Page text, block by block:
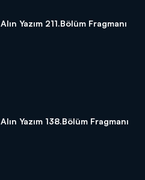
Alın Yazım 211.Bölüm Fragmanı
Alın Yazım 138.Bölüm Fragmanı